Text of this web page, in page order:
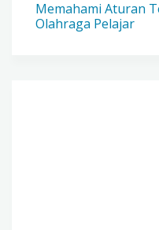
Memahami Aturan
Olahraga Pelajar